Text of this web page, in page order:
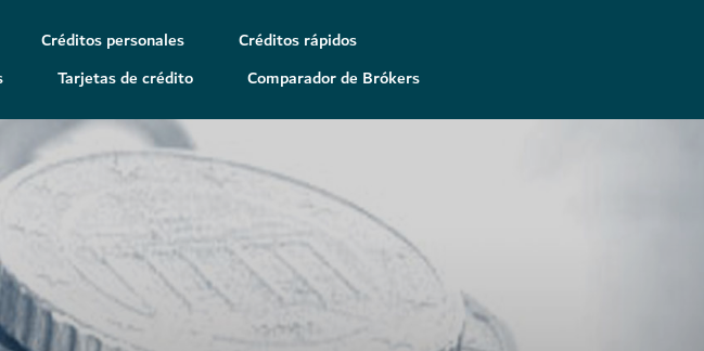
Créditos personales
Créditos rápidos
Tarjetas de crédito Comparador de Brókers